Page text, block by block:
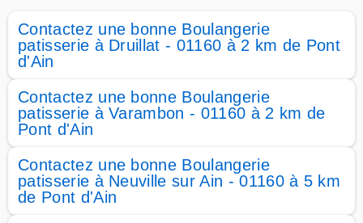
Contactez une bonne Boulangerie
patisserie à Druillat - 01160 à 2 km de Pont
d'Ain
Contactez une bonne Boulangerie
patisserie à Varambon - 01160 à 2 km de
Pont d'Ain
Contactez une bonne Boulangerie
patisserie à Neuville sur Ain - 01160 à 5 km
de Pont d'Ain